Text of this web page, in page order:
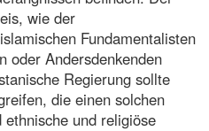
wie der
Fundamentalisten
oder Andersdenkenden
Regierung sollte
die einen solchen
und religiöse